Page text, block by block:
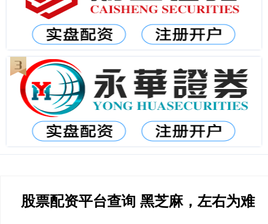
股票配资平台查询 黑芝麻，左右为难